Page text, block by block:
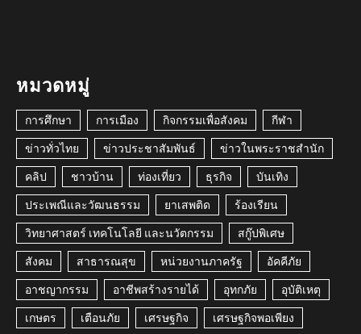
หมวดหมู่
การศึกษา การเมือง กิจกรรมเพื่อสังคม กีฬา
ข่าวทั่วไทย ข่าวประชาสัมพันธ์ ข่าวในพระราชสำนัก
คลิป ชาวบ้าน ท่องเที่ยว ธุรกิจ บันเทิง
ประเพณีและวัฒนธรรม ยาเสพติด ร้องเรียน
วิทยาศาสตร์ เทคโนโลยี และนวัตกรรม สกู๊ปพิเศษ
สังคม สาธารณสุข หน่วยงานภาครัฐ อัคคีภัย
อาชญากรรม อาชีพสร้างรายได้ อุทกภัย อุบัติเหตุ
เกษตร เตือนภัย เศรษฐกิจ เศรษฐกิจพอเพียง